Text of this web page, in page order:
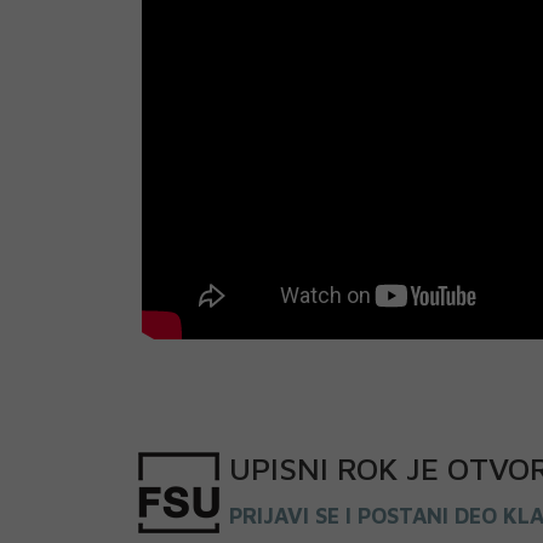
UPISNI ROK JE
PRIJAVI SE I POSTANI DEO